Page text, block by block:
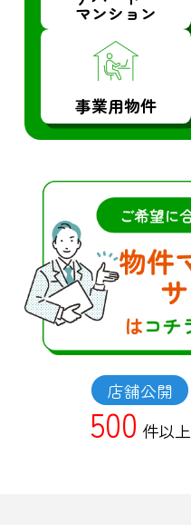
マンション
事業用物件
店舗公開
500 件以上